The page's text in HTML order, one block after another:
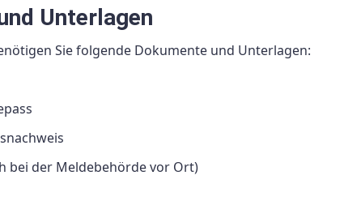
Unterlagen
Sie folgende Dokumente und Unterlagen:
bei der Meldebehörde vor Ort)